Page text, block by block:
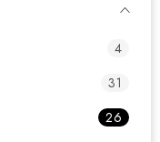
4
31
26